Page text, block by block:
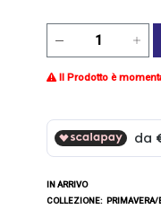
Il Prodotto è
IN ARRIVO
COLLEZIONE: PRIMAVERA/